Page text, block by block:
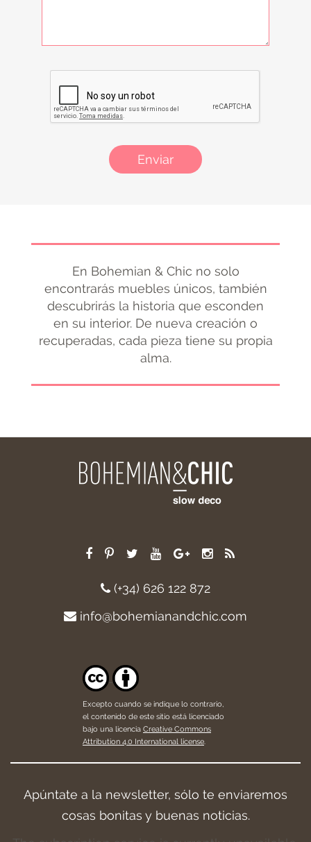
Enviar
En Bohemian & Chic no solo
encontrarás muebles únicos, también
descubrirás la historia que esconden
en su interior. De nueva creación o
recuperadas, cada pieza tiene su propia
alma.
(+34) 626 122 872
info@bohemianandchic.com
Excepto cuando se indique lo contrario,
el contenido de este sitio está licenciado
bajo una licencia Creative Commons
Attribution 4.0 International license.
Apúntate a la newsletter, sólo te enviaremos
cosas bonitas y buenas noticias.